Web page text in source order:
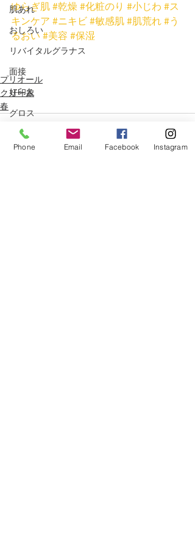
肌あれ
おしろい
リバイタルグラナス
面接
好印象
グロス
ベーシックケア
ゆらぎ肌 #乾燥 #化粧のり #小じわ #ス
キンケア #ニキビ #敏感肌 #肌荒れ #う
るおい #美容 #保湿
プリオール
クリーム
春
Phone Email Facebook Instagram